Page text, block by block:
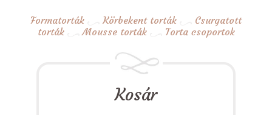
Formatorták Körbekent torták
Csurgatott
torták
Mousse torták Torta csoportok
Kosár